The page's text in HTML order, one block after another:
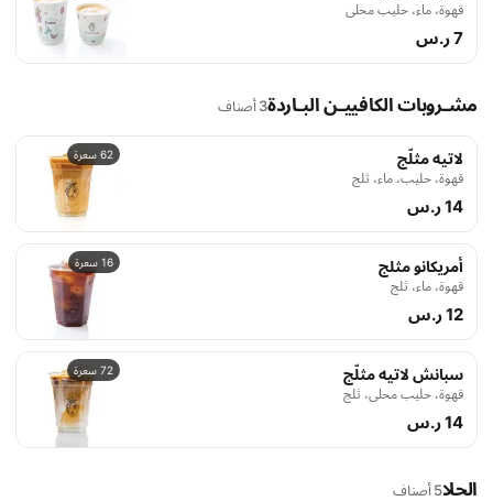
قهوة، ماء، حليب محلى
7 ر.س
مشـروبات الكافييـن البـاردة3 أصناف
62 سعرة لاتيه مثلّج
قهوة، حليب، ماء، ثلج
14 ر.س
16 سعرة أمريكانو مثلج
قهوة، ماء، ثلج
12 ر.س
72 سعرة سبانش لاتيه مثلّج
قهوة، حليب محلى، ثلج
14 ر.س
الحلا5 أصناف